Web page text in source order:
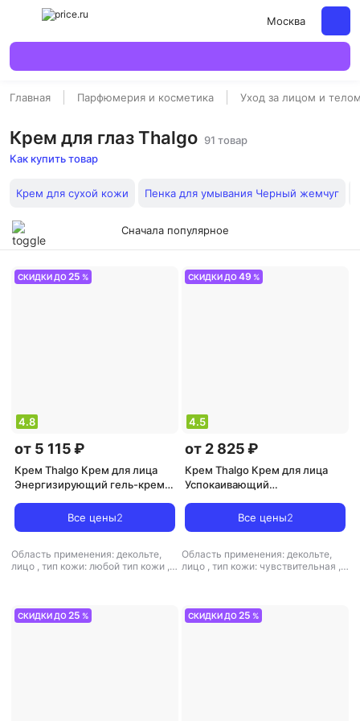
Москва
Главная Парфюмерия и косметика Уход за лицом и
Крем для глаз Thalgo 91 товар
Как купить товар
Крем для сухой кожи Пенка для умывания Черный жемчуг
Сначала популярное
СКИДКИ ДО25 %
4.8
от 5 115 ₽
Крем Thalgo Крем для лица
Энергизирующий гель-крем
морщин, сменный блок
Spiruline Boost
Все цены2
Область применения: декольте,
лицо , тип кожи: любой тип кожи ,
СКИДКИ ДО49 %
4.5
от 2 825 ₽
Крем Thalgo Крем для лица
Успокаивающий
блок Cica Marin Soothing
Cream
Все цены2
Область применения: декольте,
лицо , тип кожи: чувствительная ,
СКИДКИ ДО25 % СКИДКИ ДО25 %